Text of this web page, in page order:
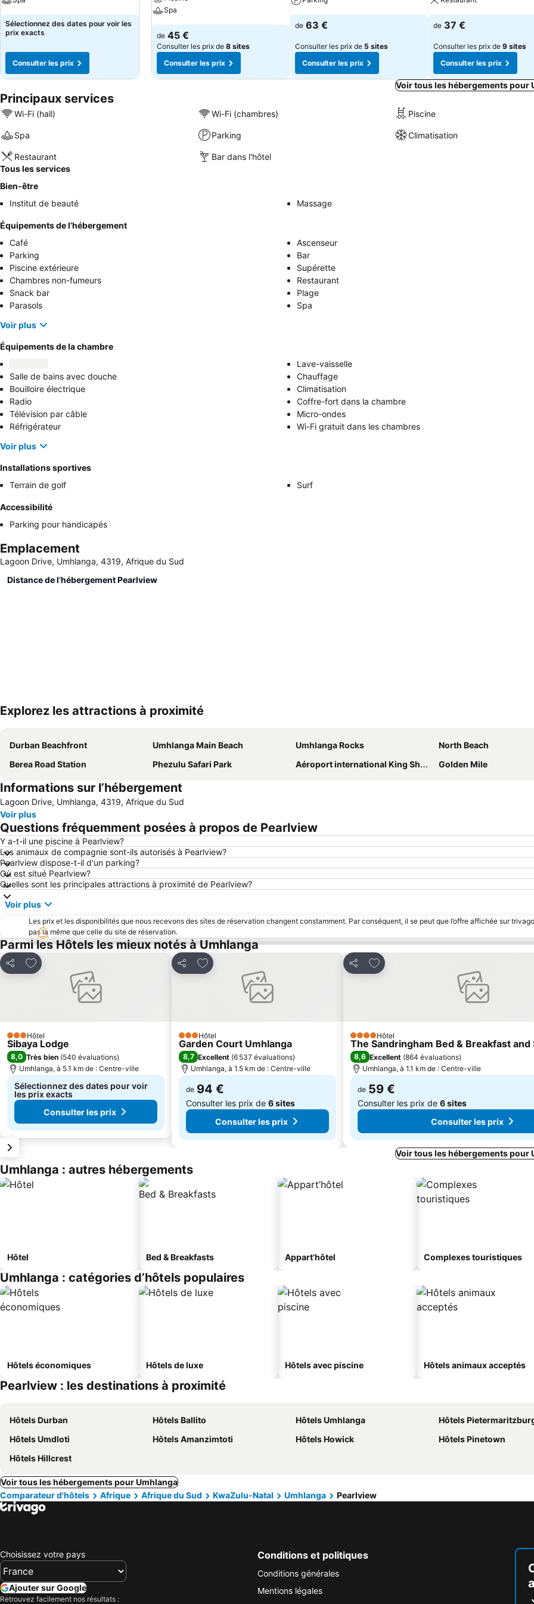
Sélectionnez des dates pour voir les
prix exacts
Consulter les prix
Spa
de 45 €
Consulter les prix de 8 sites
Consulter les prix
de 63 €
Consulter les prix de 5 sites
Consulter les prix
de 37 €
Consulter les prix de 9 sites
Consulter les prix
Voir tous les hébergements pour
Principaux services
Wi-Fi (hall) Wi-Fi (chambres) Piscine
Spa Parking Climatisation
Restaurant
Bar dans l'hôtel
Tous les services
Bien-être
Institut de beauté
Massage
Équipements de l’hébergement
Café
Ascenseur
Parking
Bar
Piscine extérieure
Supérette
Chambres non-fumeurs
Restaurant
Snack bar
Plage
Parasols
Spa
Voir plus
Équipements de la chambre
Lave-vaisselle
Salle de bains avec douche
Chauffage
Bouilloire électrique
Climatisation
Radio
Coffre-fort dans la chambre
Télévision par câble
Micro-ondes
Réfrigérateur
Wi-Fi gratuit dans les chambres
Voir plus
Installations sportives
Terrain de golf
Surf
Accessibilité
Parking pour handicapés
Emplacement
Lagoon Drive, Umhlanga, 4319, Afrique du Sud
Distance de l’hébergement Pearlview
Explorez les attractions à proximité
Durban Beachfront Umhlanga Main Beach Umhlanga Rocks
North Beach
Berea Road Station
Phezulu Safari Park Aéroport international King Shaka Golden Mile
Informations sur l’hébergement
Lagoon Drive, Umhlanga, 4319, Afrique du Sud
Voir plus
Questions fréquemment posées à propos de Pearlview
Y a-t-il une piscine à Pearlview?
Les animaux de compagnie sont-ils autorisés à Pearlview?
Pearlview dispose-t-il d'un parking?
Où est situé Pearlview?
Quelles sont les principales attractions à proximité de Pearlview?
Voir plus
Les prix et les disponibilités que nous recevons des sites de réservation changent constamment. Par conséquent, il se peut que l’offre affichée sur
pas la même que celle du site de réservation.
Parmi les Hôtels les mieux notés à Umhlanga
Partager
Ajouter à mes favoris
3 Étoiles
Hôtel
Sibaya Lodge
8,0 Très bien (540 évaluations)
Umhlanga, à 5.1 km de : Centre-ville
Sélectionnez des dates pour voir
les prix exacts
Consulter les prix
Partager
Ajouter à mes favoris
3 Étoiles
Hôtel
Garden Court Umhlanga
8,7 Excellent (6 537 évaluations)
Umhlanga, à 1.5 km de : Centre-ville
de 94 €
Consulter les prix de 6 sites
Consulter les prix
Partager
Ajouter à mes favoris
4 ÉtoilesHôtel
The Sandringham Bed & Breakfast and
8,6 Excellent (864 évaluations)
Umhlanga, à 1.1 km de : Centre-ville
de 59 €
Consulter les prix de 6 sites
Consulter les prix
Voir tous les hébergements pour
Umhlanga : autres hébergements
Hôtel Bed & Breakfasts Appart’hôtel Complexes touristiques
Umhlanga : catégories d’hôtels populaires
Hôtels économiques Hôtels de luxe Hôtels avec piscine Hôtels animaux acceptés
Pearlview : les destinations à proximité
Hôtels Durban Hôtels Ballito Hôtels Umhlanga
Hôtels
Hôtels Umdloti
Hôtels Amanzimtoti Hôtels Howick
Hôtels Pinetown
Hôtels Hillcrest
Voir tous les hébergements pour Umhlanga
Comparateur d'hôtels
Afrique Afrique du Sud KwaZulu-Natal Umhlanga Pearlview
Choisissez votre pays
Ajouter sur Google
Retrouvez facilement nos résultats :
Conditions et politiques
Conditions générales
Mentions légales